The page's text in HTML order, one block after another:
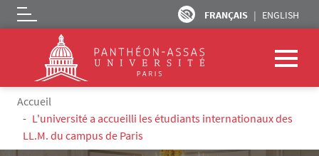
Aller au contenu principal
FRANÇAIS ENGLISH
Logo
Fil d'Ariane
Accueil
L'université a accueilli les étudiants internationaux des
LL.M. du campus de Paris